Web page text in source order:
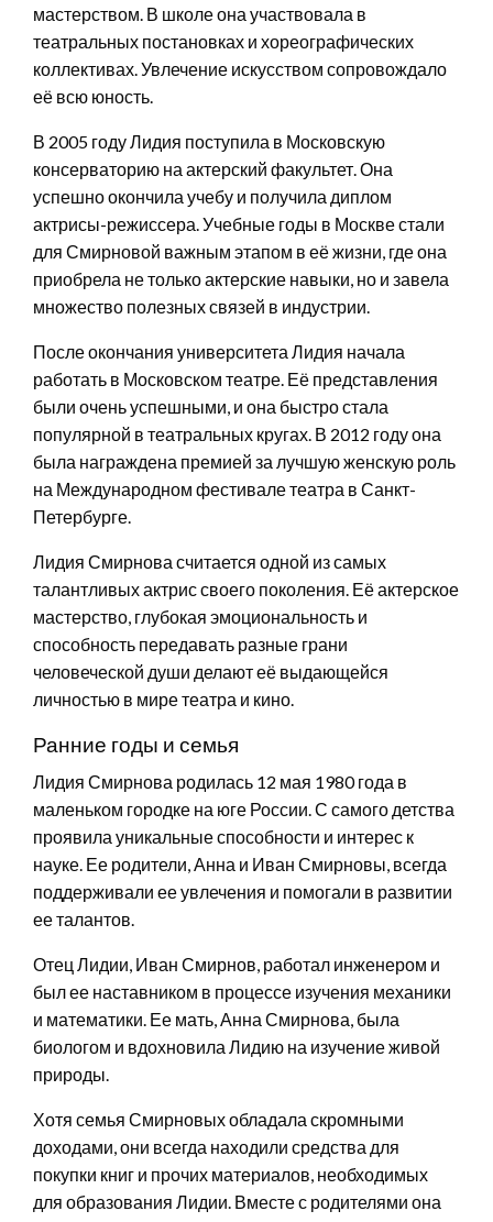
мастерством. В школе она участвовала в
театральных постановках и хореографических
коллективах. Увлечение искусством сопровождало
её всю юность.
В 2005 году Лидия поступила в Московскую
консерваторию на актерский факультет. Она
успешно окончила учебу и получила диплом
актрисы-режиссера. Учебные годы в Москве стали
для Смирновой важным этапом в её жизни, где она
приобрела не только актерские навыки, но и завела
множество полезных связей в индустрии.
После окончания университета Лидия начала
работать в Московском театре. Её представления
были очень успешными, и она быстро стала
популярной в театральных кругах. В 2012 году она
была награждена премией за лучшую женскую роль
на Международном фестивале театра в Санкт-
Петербурге.
Лидия Смирнова считается одной из самых
талантливых актрис своего поколения. Её актерское
мастерство, глубокая эмоциональность и
способность передавать разные грани
человеческой души делают её выдающейся
личностью в мире театра и кино.
Ранние годы и семья
Лидия Смирнова родилась 12 мая 1980 года в
маленьком городке на юге России. С самого детства
проявила уникальные способности и интерес к
науке. Ее родители, Анна и Иван Смирновы, всегда
поддерживали ее увлечения и помогали в развитии
ее талантов.
Отец Лидии, Иван Смирнов, работал инженером и
был ее наставником в процессе изучения механики
и математики. Ее мать, Анна Смирнова, была
биологом и вдохновила Лидию на изучение живой
природы.
Хотя семья Смирновых обладала скромными
доходами, они всегда находили средства для
покупки книг и прочих материалов, необходимых
для образования Лидии. Вместе с родителями она